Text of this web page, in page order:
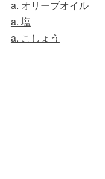
a. オリーブオイル
a. 塩
a. こしょう